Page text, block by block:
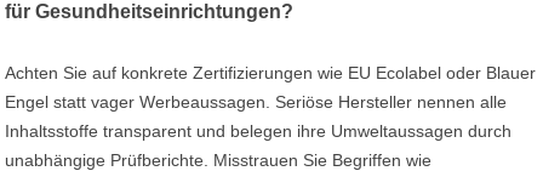
für Gesundheitseinrichtungen?
Achten Sie auf konkrete Zertifizierungen wie EU Ecolabel oder Blauer
Engel statt vager Werbeaussagen. Seriöse Hersteller nennen alle
Inhaltsstoffe transparent und belegen ihre Umweltaussagen durch
unabhängige Prüfberichte. Misstrauen Sie Begriffen wie